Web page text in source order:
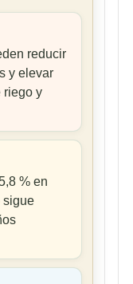
reducir
y elevar
riego y
% en
sigue